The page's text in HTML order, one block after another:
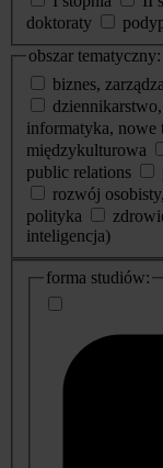
doktoraty
obszar tematyczny:
biznes,
informatyka, nowe
międzykulturowa
public relations
rozwój
polityka
inteligencja)
dodatkowe
informacje
forma studiów: